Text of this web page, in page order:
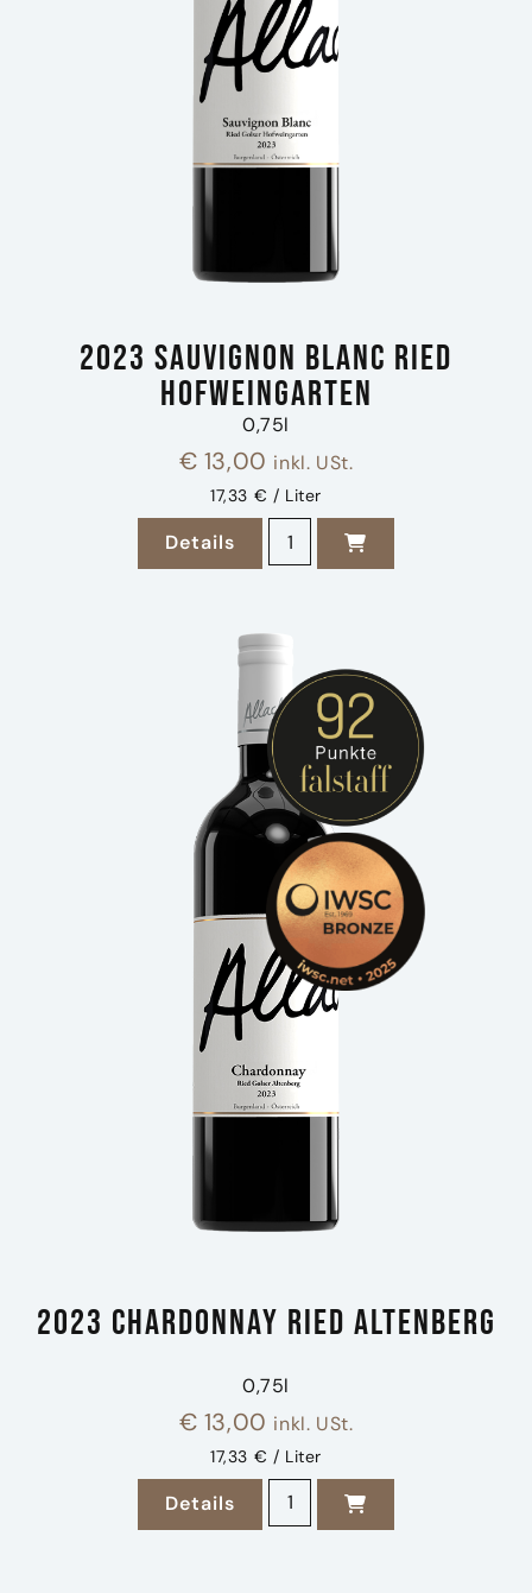
2023 Sauvignon Blanc Ried
Hofweingarten
0,75l
€ 13,00 inkl. USt.
17,33 € / Liter
Details zu 2023 Sauvignon Blanc Ried
2023 Sauvignon Blanc Ried
2023 Chardonnay Ried Altenberg
0,75l
€ 13,00 inkl. USt.
17,33 € / Liter
Details zu 2023 Chardonnay Ried
2023 Chardonnay Ried